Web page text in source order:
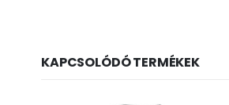
KAPCSOLÓDÓ TERMÉKEK